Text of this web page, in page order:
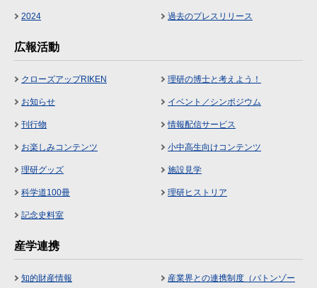
2024 過去のプレスリリース
広報活動
クローズアップRIKEN 理研の博士と考えよう！
お知らせ イベント／シンポジウム
刊行物 情報配信サービス
お楽しみコンテンツ 小中高生向けコンテンツ
理研グッズ 施設見学
科学道100冊 理研ヒストリア
記念史料室
産学連携
知的財産情報
産業界との連携制度（バトンゾー